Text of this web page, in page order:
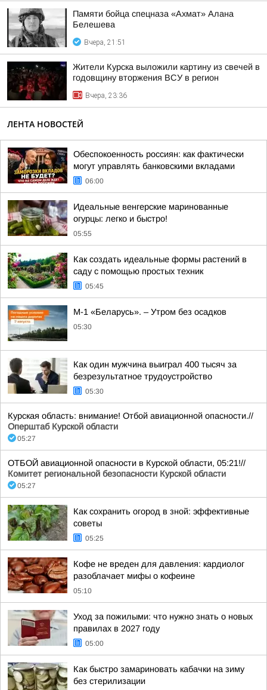
Памяти бойца спецназа «Ахмат» Алана
Белешева
Вчера, 21:51
Жители Курска выложили картину из свечей в
годовщину вторжения ВСУ в регион
Вчера, 23:36
ЛЕНТА НОВОСТЕЙ
Обеспокоенность россиян: как фактически
могут управлять банковскими вкладами
06:00
Идеальные венгерские маринованные
огурцы: легко и быстро!
05:55
Как создать идеальные формы растений в
саду с помощью простых техник
05:45
М-1 «Беларусь». – Утром без осадков
05:30
Как один мужчина выиграл 400 тысяч за
безрезультатное трудоустройство
05:30
Курская область: внимание! Отбой авиационной опасности.//
Оперштаб Курской области
05:27
ОТБОЙ авиационной опасности в Курской области, 05:21!//
Комитет региональной безопасности Курской области
05:27
Как сохранить огород в зной: эффективные
советы
05:25
Кофе не вреден для давления: кардиолог
разоблачает мифы о кофеине
05:10
Уход за пожилыми: что нужно знать о новых
правилах в 2027 году
05:00
Как быстро замариновать кабачки на зиму
без стерилизации